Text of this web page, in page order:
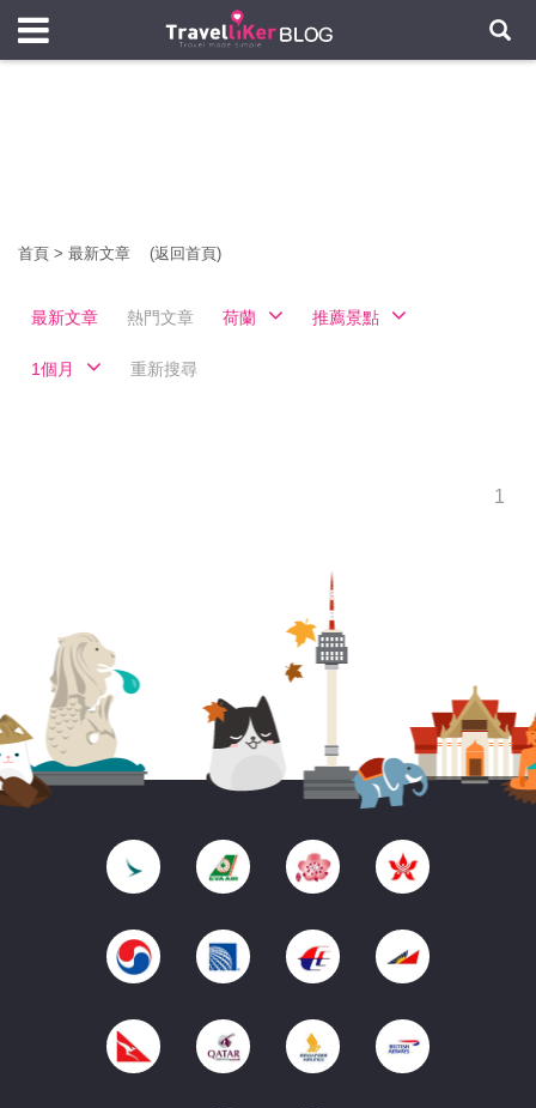
首頁 > 最新文章 (返回首頁)
最新文章 熱門文章 荷蘭 推薦景點
1個月 重新搜尋
1